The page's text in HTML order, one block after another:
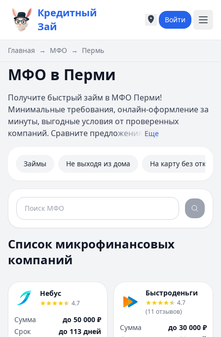
Кредитный
Зай
Города России
А
Астрахань
Б
Барнаул
Владимир
Волгоград
Воронеж
Е
И
К
Казань
Кемерово
Города России
А
Астрахань
Б
Барнаул
Владимир
Волгоград
Воронеж
Е
И
К
Казань
Кемерово
Войти
Главная → МФО → Пермь
МФО в Перми
Получите быстрый займ в МФО Перми!
Минимальные требования, онлайн-оформление за
минуты, выгодные условия от проверенных
компаний. Сравните предложения Еще
Займы Не выходя из дома На карту без отказа
Список микрофинансовых
компаний
Небус
4.7
Сумма
до 50 000 ₽
Срок
до 113 дней
Быстроденьги
4.7
(11 отзывов)
Сумма
до 30 000 ₽